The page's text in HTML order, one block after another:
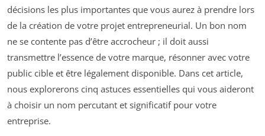
décisions les plus importantes que vous aurez à prendre lors
de la création de votre projet entrepreneurial. Un bon nom
ne se contente pas d’être accrocheur ; il doit aussi
transmettre l’essence de votre marque, résonner avec votre
public cible et être légalement disponible. Dans cet article,
nous explorerons cinq astuces essentielles qui vous aideront
à choisir un nom percutant et significatif pour votre
entreprise.